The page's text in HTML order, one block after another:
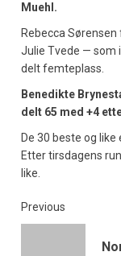
Muehl.
Rebecca
Julie Tvede — som
delt femteplass.
Benedikte
delt 65 med +4
De 30 beste og
Etter tirsdagens
like.
Previous